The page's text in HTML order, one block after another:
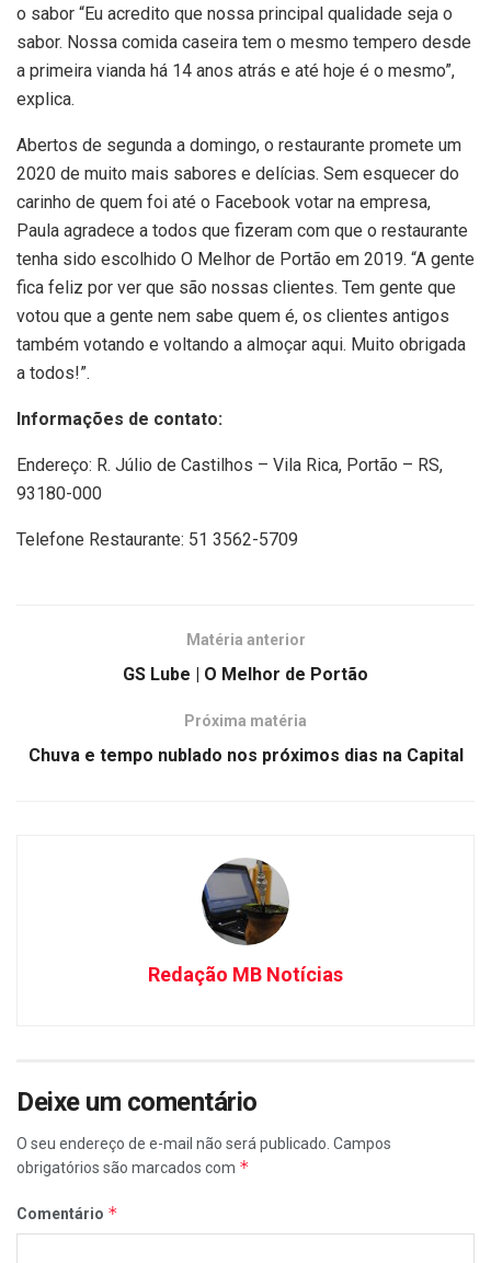
o sabor “Eu acredito que nossa principal qualidade seja o
sabor. Nossa comida caseira tem o mesmo tempero desde
a primeira vianda há 14 anos atrás e até hoje é o mesmo”,
explica.
Abertos de segunda a domingo, o restaurante promete um
2020 de muito mais sabores e delícias. Sem esquecer do
carinho de quem foi até o Facebook votar na empresa,
Paula agradece a todos que fizeram com que o restaurante
tenha sido escolhido O Melhor de Portão em 2019. “A gente
fica feliz por ver que são nossas clientes. Tem gente que
votou que a gente nem sabe quem é, os clientes antigos
também votando e voltando a almoçar aqui. Muito obrigada
a todos!”.
Informações de contato:
Endereço: R. Júlio de Castilhos – Vila Rica, Portão – RS,
93180-000
Telefone Restaurante: 51 3562-5709
Matéria anterior
GS Lube | O Melhor de Portão
Próxima matéria
Chuva e tempo nublado nos próximos dias na Capital
Redação MB Notícias
Deixe um comentário
O seu endereço de e-mail não será publicado. Campos
obrigatórios são marcados com *
Comentário *